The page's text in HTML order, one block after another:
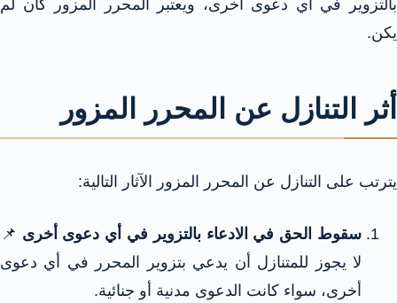
بالتزوير في أي دعوى أخرى، ويعتبر المحرر المزور كأن لم
يكن.
أثر التنازل عن المحرر المزور
يترتب على التنازل عن المحرر المزور الآثار التالية:
سقوط الحق في الادعاء بالتزوير في أي دعوى أخرى 📌
لا يجوز للمتنازل أن يدعي بتزوير المحرر في أي دعوى
أخرى، سواء كانت الدعوى مدنية أو جنائية.